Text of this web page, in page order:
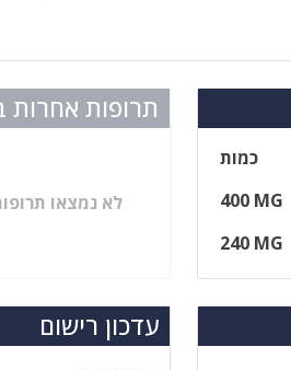
כמות
400 MG
240 MG
תרופות אחרות
לא נמצאו
עדכון רישום